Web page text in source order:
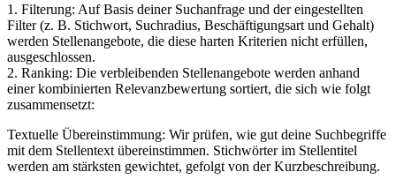
1. Filterung: Auf Basis deiner Suchanfrage und der eingestellten
Filter (z. B. Stichwort, Suchradius, Beschäftigungsart und Gehalt)
werden Stellenangebote, die diese harten Kriterien nicht erfüllen,
ausgeschlossen.
2. Ranking: Die verbleibenden Stellenangebote werden anhand
einer kombinierten Relevanzbewertung sortiert, die sich wie folgt
zusammensetzt:
Textuelle Übereinstimmung: Wir prüfen, wie gut deine Suchbegriffe
mit dem Stellentext übereinstimmen. Stichwörter im Stellentitel
werden am stärksten gewichtet, gefolgt von der Kurzbeschreibung.